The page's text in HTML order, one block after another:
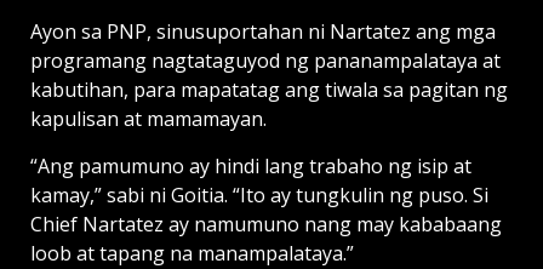
Ayon sa PNP, sinusuportahan ni Nartatez ang mga
programang nagtataguyod ng pananampalataya at
kabutihan, para mapatatag ang tiwala sa pagitan ng
kapulisan at mamamayan.
“Ang pamumuno ay hindi lang trabaho ng isip at
kamay,” sabi ni Goitia. “Ito ay tungkulin ng puso. Si
Chief Nartatez ay namumuno nang may kababaang
loob at tapang na manampalataya.”